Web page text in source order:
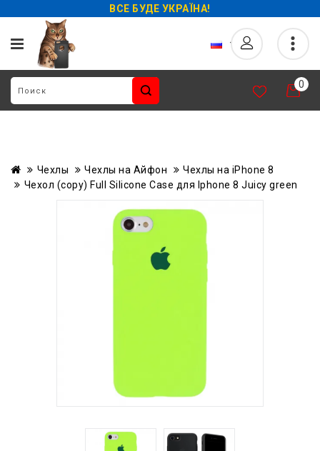
ВСЕ БУДЕ УКРАЇНА!
0
Чехлы Чехлы на Айфон
Чехлы на iPhone 8
Чехол (copy) Full Silicone Case для Iphone 8 Juicy green